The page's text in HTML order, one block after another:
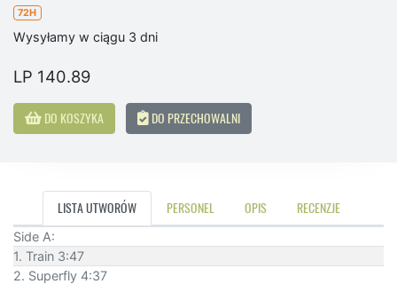
72H
Wysyłamy w ciągu 3 dni
LP 140.89
DO KOSZYKA DO PRZECHOWALNI
LISTA UTWORÓW PERSONEL OPIS RECENZJE
Side A:
1. Train 3:47
2. Superfly 4:37